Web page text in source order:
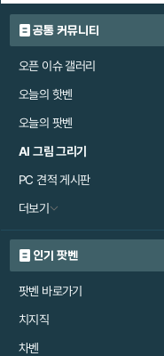
공통 커뮤니티
오픈 이슈 갤러리
오늘의 핫벤
오늘의 팟벤
AI 그림 그리기
PC 견적 게시판
더보기
인기 팟벤
팟벤 바로가기
치지직
차벤